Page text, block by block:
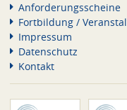
Anforderungsscheine
Fortbildung /
Impressum
Datenschutz
Kontakt